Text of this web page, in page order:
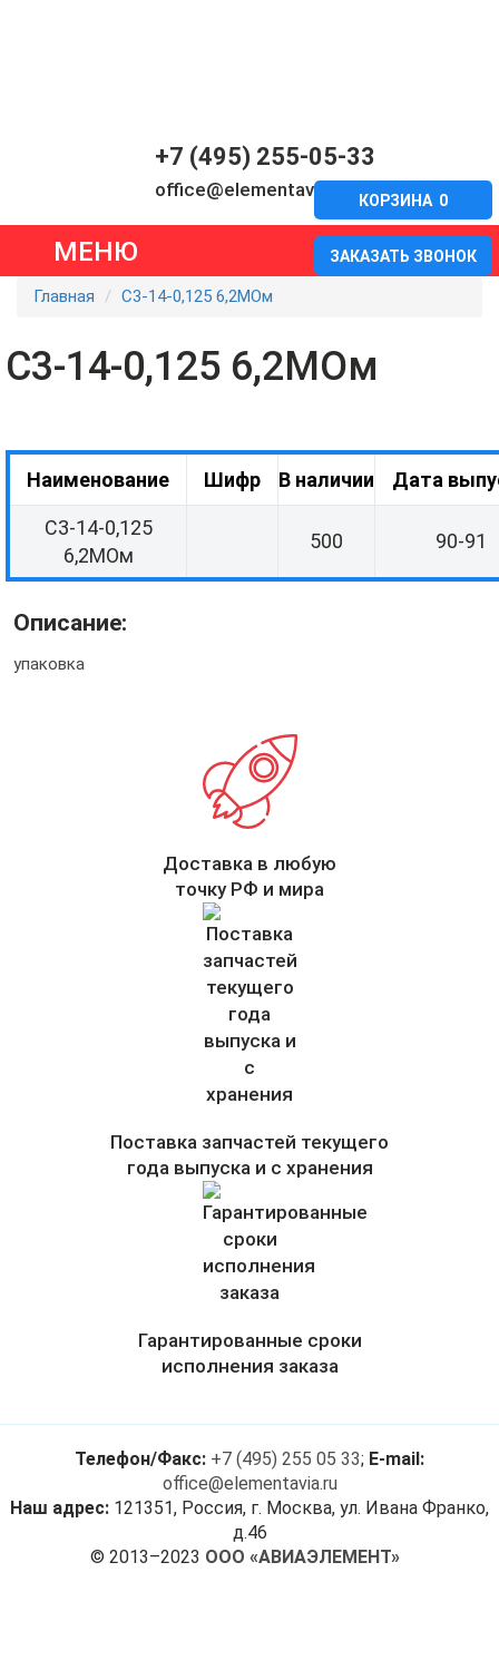
+7 (495) 255-05-33
office@elementavia.ru
ЗАКАЗАТЬ ЗВОНОК
КОРЗИНА 0
МЕНЮ
Главная С3-14-0,125 6,2МОм
С3-14-0,125 6,2МОм
Наименование Шифр В наличии Дата
С3-14-0,125
6,2МОм
500 90-91
Описание:
упаковка
Доставка в любую
точку РФ и мира
Поставка запчастей текущего
года выпуска и с хранения
Гарантированные сроки
исполнения заказа
Телефон/Факс: +7 (495) 255 05 33; E-mail:
office@elementavia.ru
Наш адрес: 121351, Россия, г. Москва, ул. Ивана Франко,
д.46
© 2013–2023 ООО «АВИАЭЛЕМЕНТ»